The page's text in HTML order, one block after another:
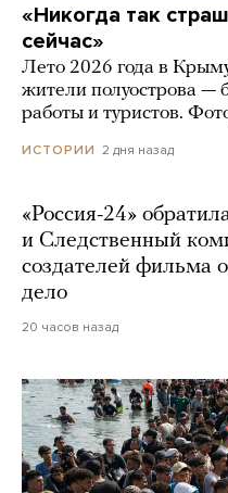
«Никогда так
сейчас»
Лето 2026 года в
жители полуострова —
работы и туристов.
ИСТОРИИ 2 дня назад
«Россия-24»
и Следственный
создателей фильма
дело
20 часов назад